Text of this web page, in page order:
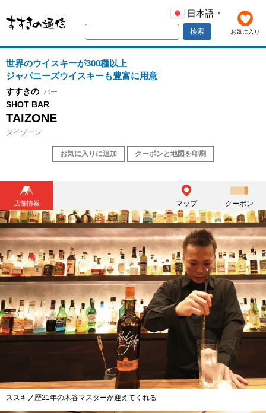
お気に入り
日本語 ▼
検索
世界のウイスキーが300種以上
ジャパニーズウイスキーも豊富に用意
すすきの バー
SHOT BAR
TAIZONE
タイゾーン
お気に入りに追加 クーポンと地図を印刷
店舗情報 マップ クーポン
ススキノ歴21年の木谷マスターが迎えてくれる